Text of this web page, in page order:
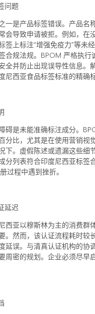
问题
一是产品标签错误。产品名
会导致申请被拒。例如，在
签上标注“增强免疫力”等未
合规法规。BPOM 严格执行
全并防止出现误导性信息。
尼西亚食品标签标准的精确
碍是未能准确标注成分。
分比，尤其是在使用营销视
下。虚假陈述或遗漏这些细
分列表符合印度尼西亚标签
过程中遇到挫折。
延迟
西亚以穆斯林为主的消费群
。然而，该认证流程耗时较
延误。与清真认证机构的协
周密的规划。企业必须尽早